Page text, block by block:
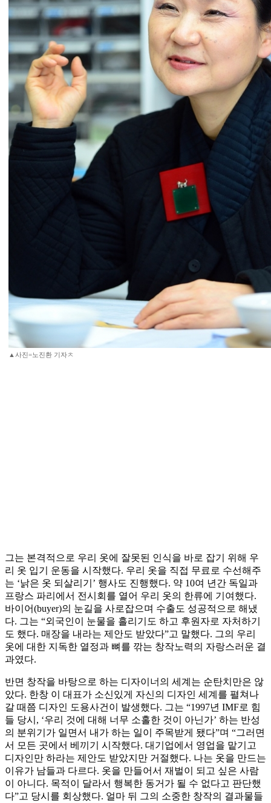
▲사진=노진환 기자ㅊ
그는 본격적으로 우리 옷에 잘못된 인식을 바로 잡기 위해 우
리 옷 입기 운동을 시작했다. 우리 옷을 직접 무료로 수선해주
는 ‘낡은 옷 되살리기’ 행사도 진행했다. 약 10여 년간 독일과
프랑스 파리에서 전시회를 열어 우리 옷의 한류에 기여했다.
바이어(buyer)의 눈길을 사로잡으며 수출도 성공적으로 해냈
다. 그는 “외국인이 눈물을 흘리기도 하고 후원자로 자처하기
도 했다. 매장을 내라는 제안도 받았다”고 말했다. 그의 우리
옷에 대한 지독한 열정과 뼈를 깎는 창작노력의 자랑스러운 결
과였다.
반면 창작을 바탕으로 하는 디자이너의 세계는 순탄치만은 않
았다. 한창 이 대표가 소신있게 자신의 디자인 세계를 펼쳐나
갈 때쯤 디자인 도용사건이 발생했다. 그는 “1997년 IMF로 힘
들 당시, ‘우리 것에 대해 너무 소홀한 것이 아닌가’ 하는 반성
의 분위기가 일면서 내가 하는 일이 주목받게 됐다”며 “그러면
서 모든 곳에서 베끼기 시작했다. 대기업에서 영업을 맡기고
디자인만 하라는 제안도 받았지만 거절했다. 나는 옷을 만드는
이유가 남들과 다르다. 옷을 만들어서 재벌이 되고 싶은 사람
이 아니다. 목적이 달라서 행복한 동거가 될 수 없다고 판단했
다”고 당시를 회상했다. 얼마 뒤 그의 소중한 창작의 결과물들